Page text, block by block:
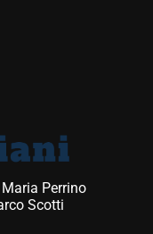
Perrino
Scotti